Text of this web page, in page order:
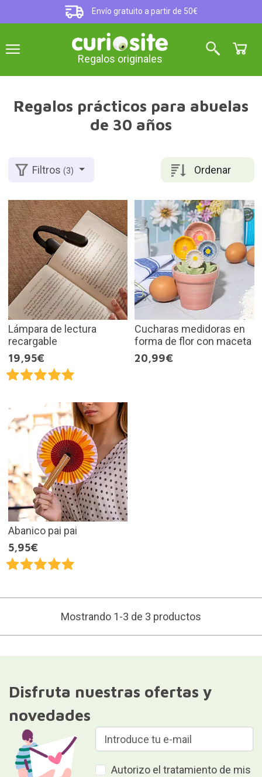
Envío gratuito a partir de 50€
Regalos originales
Regalos prácticos para abuelas
de 30 años
Ordenar
Filtros(3)
Lámpara de lectura
recargable
19,95€
Cucharas medidoras en
forma de flor con maceta
20,99€
Abanico pai pai
5,95€
Mostrando 1-3 de 3 productos
Disfruta nuestras ofertas y
novedades
Autorizo el tratamiento de mis